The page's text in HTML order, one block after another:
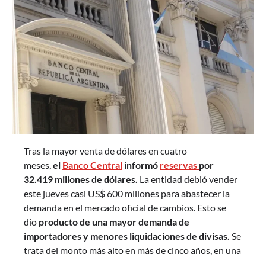
Tras la mayor venta de dólares en cuatro
meses,el Banco Central informó reservas por
32.419 millones de dólares. La entidad debió vender
este jueves casi US$ 600 millones para abastecer la
demanda en el mercado oficial de cambios. Esto se
dio producto de una mayor demanda de
importadores y menores liquidaciones de divisas. Se
trata del monto más alto en más de cinco años, en una